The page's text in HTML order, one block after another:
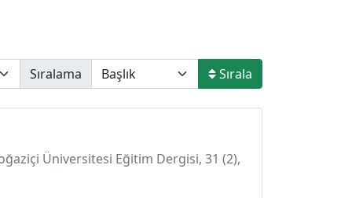
Sıralama Sırala
Üniversitesi Eğitim Dergisi, 31 (2),